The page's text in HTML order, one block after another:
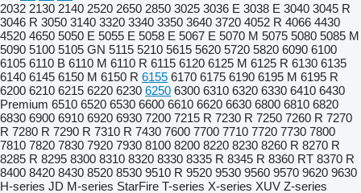
2032 2130 2140 2520 2650 2850 3025 3036 E 3038 E 3040 3045 R
3046 R 3050 3140 3320 3340 3350 3640 3720 4052 R 4066 4430
4520 4650 5050 E 5055 E 5058 E 5067 E 5070 M 5075 5080 5085 M
5090 5100 5105 GN 5115 5210 5615 5620 5720 5820 6090 6100
6105 6110 B 6110 M 6110 R 6115 6120 6125 M 6125 R 6130 6135
6140 6145 6150 M 6150 R 6155 6170 6175 6190 6195 M 6195 R
6200 6210 6215 6220 6230 6250 6300 6310 6320 6330 6410 6430
Premium 6510 6520 6530 6600 6610 6620 6630 6800 6810 6820
6830 6900 6910 6920 6930 7200 7215 R 7230 R 7250 7260 R 7270
R 7280 R 7290 R 7310 R 7430 7600 7700 7710 7720 7730 7800
7810 7820 7830 7920 7930 8100 8200 8220 8230 8260 R 8270 R
8285 R 8295 8300 8310 8320 8330 8335 R 8345 R 8360 RT 8370 R
8400 8420 8430 8520 8530 9510 R 9520 9530 9560 9570 9620 9630
H-series JD M-series StarFire T-series X-series XUV Z-series